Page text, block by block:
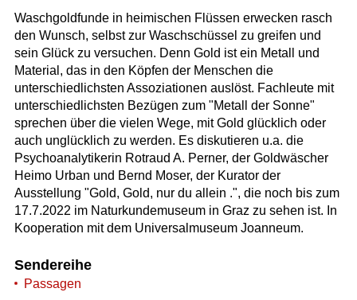
Waschgoldfunde in heimischen Flüssen erwecken rasch
den Wunsch, selbst zur Waschschüssel zu greifen und
sein Glück zu versuchen. Denn Gold ist ein Metall und
Material, das in den Köpfen der Menschen die
unterschiedlichsten Assoziationen auslöst. Fachleute mit
unterschiedlichsten Bezügen zum "Metall der Sonne"
sprechen über die vielen Wege, mit Gold glücklich oder
auch unglücklich zu werden. Es diskutieren u.a. die
Psychoanalytikerin Rotraud A. Perner, der Goldwäscher
Heimo Urban und Bernd Moser, der Kurator der
Ausstellung "Gold, Gold, nur du allein .", die noch bis zum
17.7.2022 im Naturkundemuseum in Graz zu sehen ist. In
Kooperation mit dem Universalmuseum Joanneum.
Sendereihe
Passagen